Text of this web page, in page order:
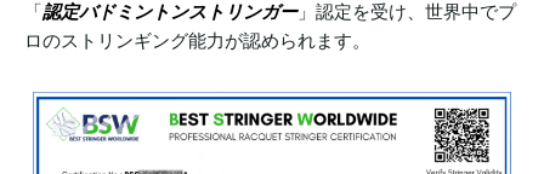
「認定バドミントンストリンガー」認定を受け、世界中でプ
ロのストリンギング能力が認められます。